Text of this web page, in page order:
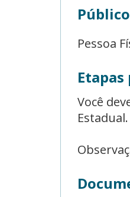
Público
Pessoa
Você
Estadual.